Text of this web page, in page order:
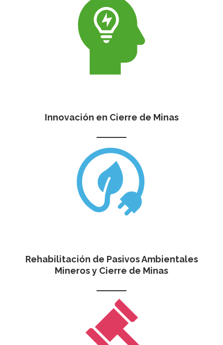
Innovación en Cierre de Minas
Rehabilitación de Pasivos Ambientales
Mineros y Cierre de Minas